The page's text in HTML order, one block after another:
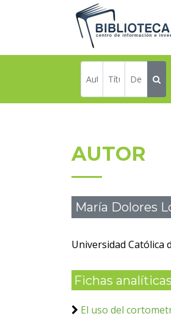
AUTOR
María Dolores
Universidad Católica
Fichas analíticas
El uso del